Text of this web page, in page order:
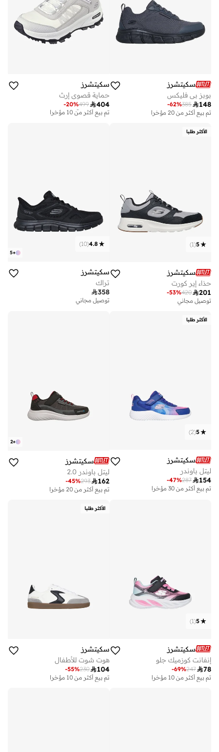
سكيتشرز
بوبز بي فليكس
148
385
-62%
تم بيع أكثر من 20 مؤخرا
سكيتشرز
حماية قصوى إرث
404
499
-20%توصيل مجاني
تم بيع أكثر من 10 مؤخرا
الأكثر طلبا
5
(
1
)
سكيتشرز
حذاء إير كورت
201
420
-53%
توصيل مجاني
+
5
4.8
(
10
)
سكيتشرز
تراك
358
توصيل مجاني
الأكثر طلبا
5
(
2
)
سكيتشرز
ليتل باوندر
154
287
-47%
تم بيع أكثر من 30 مؤخرا
+
2
سكيتشرز
ليتل باوندر 2.0
162
293
-45%
تم بيع أكثر من 20 مؤخرا
5
(
1
)
سكيتشرز
إنفانت كوزميك جلو
78
247
-69%
تم بيع أكثر من 10 مؤخرا
الأكثر طلبا
سكيتشرز
هوت شوت للأطفال
104
230
-55%
تم بيع أكثر من 10 مؤخرا